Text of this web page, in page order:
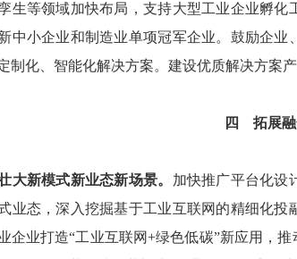
生等领域加快布局，支持大型工业企业孵
中小企业和制造业单项冠军企业。鼓励企
制化、智能化解决方案。建设优质解决方案
四 拓展
新模式新业态新场景。 加快推广平台化设
业态，深入挖掘基于工业互联网的精细化
企业打造“工业互联网+绿色低碳”新应用，